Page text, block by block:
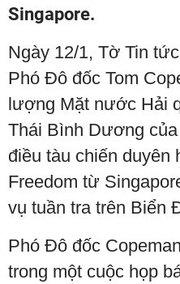
Singapore.
Ngày 12/1, Tờ Tin
Phó Đô đốc Tom
lượng Mặt nước Hải
Thái Bình Dương
điều tàu chiến duyên
Freedom từ
vụ tuần tra trên Biển
Phó Đô đốc
trong một cuộc họp